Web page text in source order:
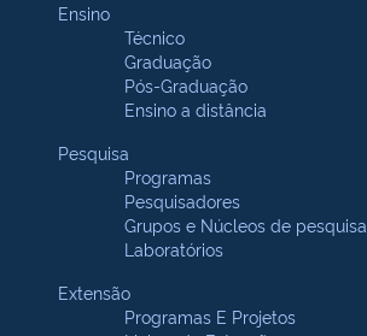
Ensino
Técnico
Graduação
Pós-Graduação
Ensino a distância
Pesquisa
Programas
Pesquisadores
Grupos e Núcleos de pesquisa
Laboratórios
Extensão
Programas E Projetos